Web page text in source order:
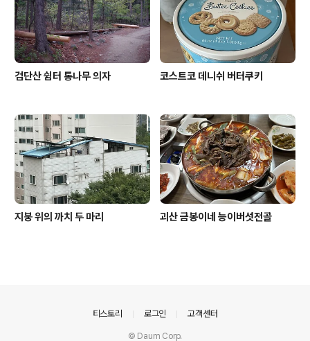
검단산 쉼터 통나무 의자 코스트코 데니쉬 버터쿠키
지붕 위의 까치 두 마리 괴산 금봉이네 능이버섯전골
티스토리 로그인 고객센터
© Daum Corp.